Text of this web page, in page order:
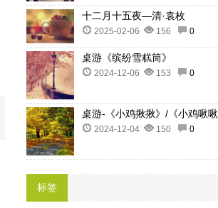
十二月十五夜—清·袁枚
2025-02-06 156 0
桌游《缤纷雪糕筒》
2024-12-06 153 0
桌游-《小鸡揪揪》/《小鸡啾
2024-12-04 150 0
标签